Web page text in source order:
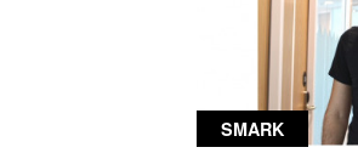
SMARK